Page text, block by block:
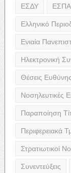
ΕΣΔΥ ΕΣΠΑ
Ελληνικό
Ενιαία
Ηλεκτρονική
Θέσεις Ευθύνης
Νοσηλευτικές
Παραποίηση
Περιφερειακά
Στρατιωτικοί
Συνεντεύξεις